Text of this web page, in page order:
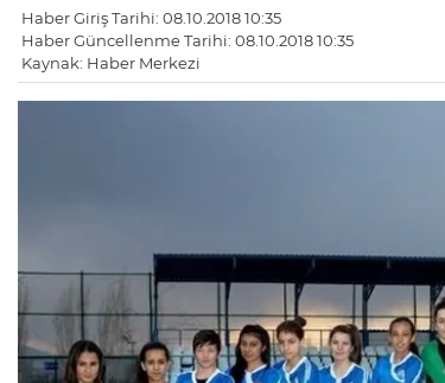
Haber Giriş Tarihi: 08.10.2018 10:35
Haber Güncellenme Tarihi: 08.10.2018 10:35
Kaynak: Haber Merkezi